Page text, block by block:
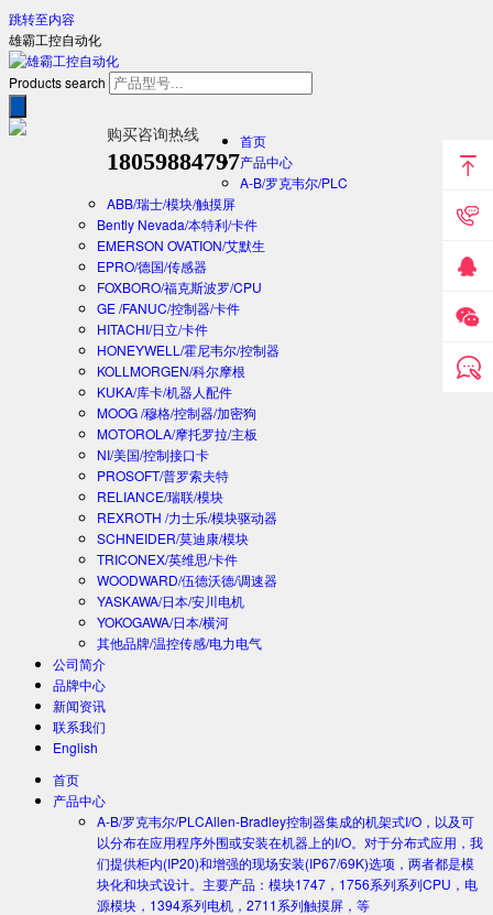
跳转至内容
雄霸工控自动化
Products search
购买咨询热线
18059884797
首页
产品中心
A-B/罗克韦尔/PLC
ABB/瑞士/模块/触摸屏
Bently Nevada/本特利/卡件
EMERSON OVATION/艾默生
EPRO/德国/传感器
FOXBORO/福克斯波罗/CPU
GE /FANUC/控制器/卡件
HITACHI/日立/卡件
HONEYWELL/霍尼韦尔/控制器
KOLLMORGEN/科尔摩根
KUKA/库卡/机器人配件
MOOG /穆格/控制器/加密狗
MOTOROLA/摩托罗拉/主板
NI/美国/控制接口卡
PROSOFT/普罗索夫特
RELIANCE/瑞联/模块
REXROTH /力士乐/模块驱动器
SCHNEIDER/莫迪康/模块
TRICONEX/英维思/卡件
WOODWARD/伍德沃德/调速器
YASKAWA/日本/安川电机
YOKOGAWA/日本/横河
其他品牌/温控传感/电力电气
公司简介
品牌中心
新闻资讯
联系我们
English
首页
产品中心
A-B/罗克韦尔/PLCAllen-Bradley控制器集成的机架式I/O，以及可
以分布在应用程序外围或安装在机器上的I/O。对于分布式应用，我
们提供柜内(IP20)和增强的现场安装(IP67/69K)选项，两者都是模
块化和块式设计。主要产品：模块1747，1756系列系列CPU，电
源模块，1394系列电机，2711系列触摸屏，等